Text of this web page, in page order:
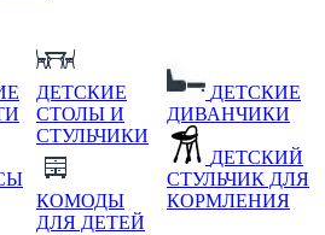
ДЕТСКИЕ
СТОЛЫ И
СТУЛЬЧИКИ
КОМОДЫ
ДЛЯ ДЕТЕЙ
ДЕТСКИЕ
ДИВАНЧИКИ
ДЕТСКИЙ
СТУЛЬЧИК ДЛЯ
КОРМЛЕНИЯ